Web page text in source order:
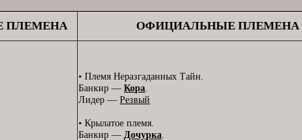
ПЛЕМЕНА ОФИЦИАЛЬНЫЕ ПЛЕМЕНА
• Племя Неразгаданных Тайн.
Банкир —Кора.
Лидер —Резвый
• Крылатое племя.
Банкир —Дочурка.